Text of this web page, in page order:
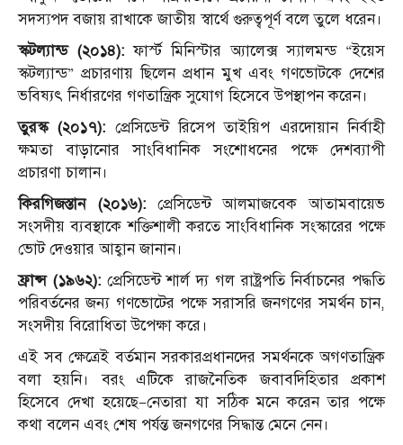
সদস্যপদ বজায় রাখাকে জাতীয় স্বার্থে গুরুত্বপূর্ণ বলে তুলে ধরেন।
স্কটল্যান্ড (২০১৪): ফার্স্ট মিনিস্টার অ্যালেক্স স্যালমন্ড “ইয়েস
স্কটল্যান্ড” প্রচারণায় ছিলেন প্রধান মুখ এবং গণভোটকে দেশের
ভবিষ্যৎ নির্ধারণের গণতান্ত্রিক সুযোগ হিসেবে উপস্থাপন করেন।
তুরস্ক (২০১৭): প্রেসিডেন্ট রিসেপ তাইয়িপ এরদোয়ান নির্বাহী
ক্ষমতা বাড়ানোর সাংবিধানিক সংশোধনের পক্ষে দেশব্যাপী
প্রচারণা চালান।
কিরগিজস্তান (২০১৬):প্রেসিডেন্ট আলমাজবেক আতামবায়েভ
সংসদীয় ব্যবস্থাকে শক্তিশালী করতে সাংবিধানিক সংস্কারের পক্ষে
ভোট দেওয়ার আহ্বান জানান।
ফ্রান্স (১৯৬২):প্রেসিডেন্ট শার্ল দ্য গল রাষ্ট্রপতি নির্বাচনের পদ্ধতি
পরিবর্তনের জন্য গণভোটের পক্ষে সরাসরি জনগণের সমর্থন চান,
সংসদীয় বিরোধিতা উপেক্ষা করে।
এই সব ক্ষেত্রেই বর্তমান সরকারপ্রধানদের সমর্থনকে অগণতান্ত্রিক
বলা হয়নি। বরং এটিকে রাজনৈতিক জবাবদিহিতার প্রকাশ
হিসেবে দেখা হয়েছে—নেতারা যা সঠিক মনে করেন তার পক্ষে
কথা বলেন এবং শেষ পর্যন্ত জনগণের সিদ্ধান্ত মেনে নেন।